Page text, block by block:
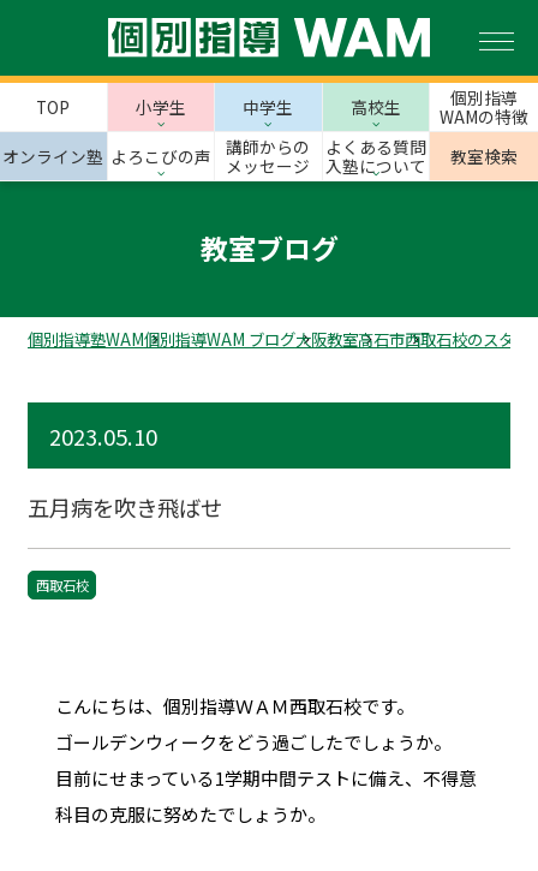
TOP 小学生 中学生 高校生
個別指導
WAMの特徴
オンライン塾 よろこびの声
講師からの
メッセージ
よくある質問
入塾について
教室検索
教室ブログ
個別指導塾WAM個別指導WAM ブログ大阪教室高石市西取石校のスタッ
2023.05.10
五月病を吹き飛ばせ
西取石校
こんにちは、個別指導ＷＡＭ西取石校です。
ゴールデンウィークをどう過ごしたでしょうか。
目前にせまっている1学期中間テストに備え、不得意
科目の克服に努めたでしょうか。